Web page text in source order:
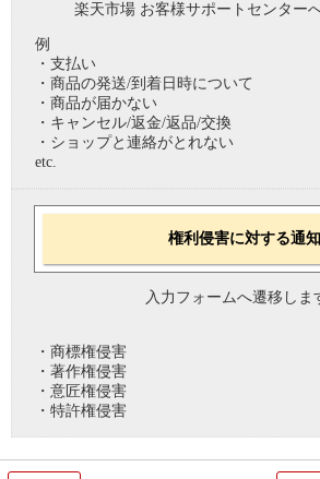
楽天市場 お客様サポートセンター
例
・支払い
・商品の発送/到着日時について
・商品が届かない
・キャンセル/返金/返品/交換
・ショップと連絡がとれない
etc.
権利侵害に対する通知
入力フォームへ遷移しま
・商標権侵害
・著作権侵害
・意匠権侵害
・特許権侵害